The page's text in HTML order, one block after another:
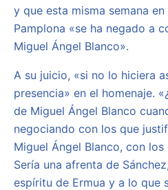
y que esta misma semana
Pamplona «se ha negado a
Miguel Ángel Blanco».
A su juicio, «si no lo hiciera
presencia» en el homenaje.
de Miguel Ángel Blanco
negociando con los que
Miguel Ángel Blanco, con los
Sería una afrenta de
espíritu de Ermua y a lo que